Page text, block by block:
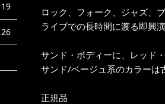
19
26
ロック、フォーク、ジャズ、
ライブでの長時間に渡る即興
サンド・ボディーに、レッド
サンド/ベージュ系のカラーは
正規品